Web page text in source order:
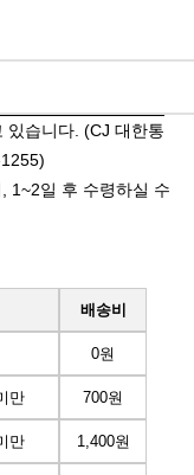
있습니다. (CJ 대한통
1255)
1~2일 후 수령하실 수
배송비
0원
만 700원
만 1,400원